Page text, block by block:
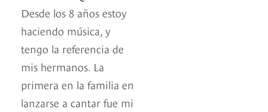
Desde los 8 años estoy
haciendo música, y
tengo la referencia de
mis hermanos. La
primera en la familia en
lanzarse a cantar fue mi